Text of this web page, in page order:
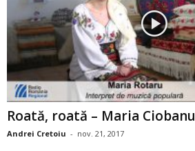
Roată, roată – Maria Ciobanu
Andrei Cretoiu - nov. 21, 2017